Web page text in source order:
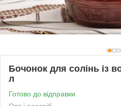
Бочонок для солінь із
л
Готово до відправки